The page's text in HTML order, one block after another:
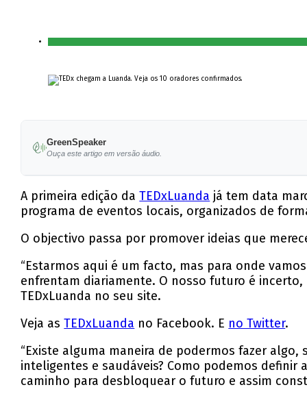
GreenSpeaker
Ouça este artigo em versão áudio.
A primeira edição daTEDxLuanda já tem data
programa de eventos locais, organizados de
O objectivo passa por promover ideias que
“Estarmos aqui é um facto, mas para onde
enfrentam diariamente. O nosso futuro é
TEDxLuanda no seu site.
Veja asTEDxLuanda no Facebook. E no Twitter.
“Existe alguma maneira de podermos fazer
inteligentes e saudáveis? Como podemos definir
caminho para desbloquear o futuro e assim